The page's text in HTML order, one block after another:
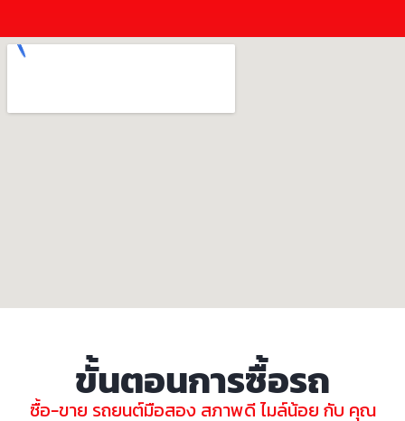
ขั้นตอนการซื้อรถ
ซื้อ-ขาย รถยนต์มือสอง สภาพดี ไมล์น้อย กับ คุณ